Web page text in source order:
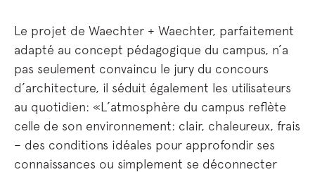
Le projet de Waechter + Waechter, parfaitement
adapté au concept pédagogique du campus, n’a
pas seulement convaincu le jury du concours
d’architecture, il séduit également les utilisateurs
au quotidien: «L’atmosphère du campus reflète
celle de son environnement: clair, chaleureux, frais
– des conditions idéales pour approfondir ses
connaissances ou simplement se déconnecter